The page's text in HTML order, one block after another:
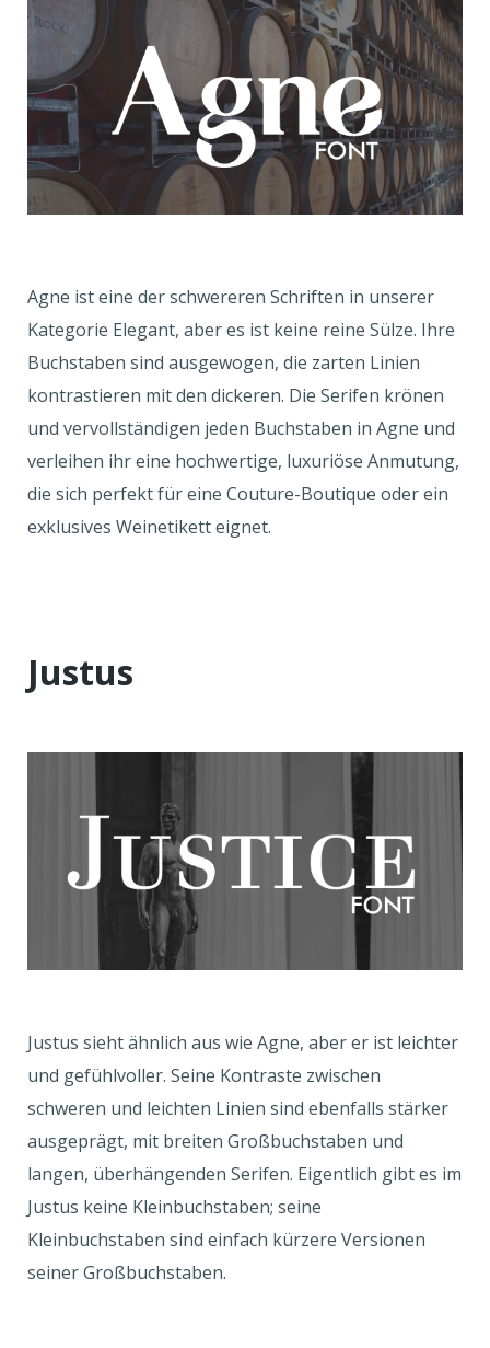
Agne ist eine der schwereren Schriften in unserer
Kategorie Elegant, aber es ist keine reine Sülze. Ihre
Buchstaben sind ausgewogen, die zarten Linien
kontrastieren mit den dickeren. Die Serifen krönen
und vervollständigen jeden Buchstaben in Agne und
verleihen ihr eine hochwertige, luxuriöse Anmutung,
die sich perfekt für eine Couture-Boutique oder ein
exklusives Weinetikett eignet.
Justus
Justus sieht ähnlich aus wie Agne, aber er ist leichter
und gefühlvoller. Seine Kontraste zwischen
schweren und leichten Linien sind ebenfalls stärker
ausgeprägt, mit breiten Großbuchstaben und
langen, überhängenden Serifen. Eigentlich gibt es im
Justus keine Kleinbuchstaben; seine
Kleinbuchstaben sind einfach kürzere Versionen
seiner Großbuchstaben.